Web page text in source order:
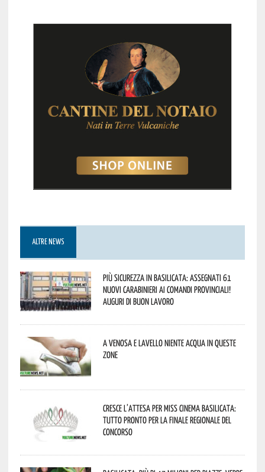
ALTRE NEWS
Più sicurezza in Basilicata: assegnati 61
nuovi Carabinieri ai Comandi provinciali!
Auguri di buon lavoro
A Venosa e Lavello niente acqua in queste
zone
Cresce l’attesa per Miss Cinema Basilicata:
tutto pronto per la finale regionale del
concorso